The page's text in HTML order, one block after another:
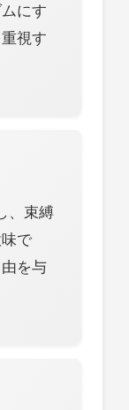
にす
視す
、束縛
で
を与